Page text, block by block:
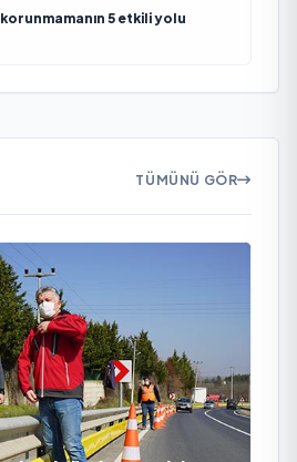
korunmamanın 5 etkili yolu
TÜMÜNÜ GÖR